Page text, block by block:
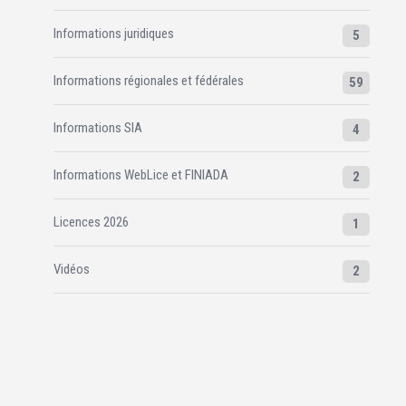
Informations juridiques 5
Informations régionales et fédérales 59
Informations SIA 4
Informations WebLice et FINIADA 2
Licences 2026 1
Vidéos 2